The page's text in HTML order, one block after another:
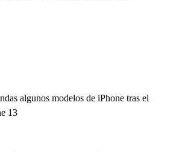
algunos modelos de iPhone tras el
13